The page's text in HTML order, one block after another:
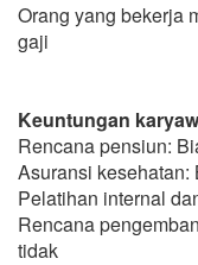
Orang yang bekerja
gaji
Keuntungan
Rencana pensiun:
Asuransi kesehatan:
Pelatihan internal
Rencana
tidak